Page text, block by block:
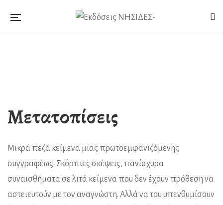
Μετατοπίσεις
Μικρά πεζά κείμενα μιας πρωτοεμφανιζόμενης
συγγραφέως. Σκόρπιες σκέψεις, πανίσχυρα
συναισθήματα σε λιτά κείμενα που δεν έχουν πρόθεση να
αστειευτούν με τον αναγνώστη. Αλλά να του υπενθυμίσουν